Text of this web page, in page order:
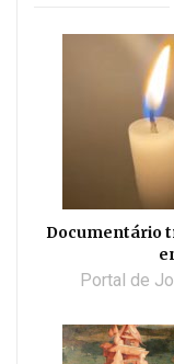
Documentário
Portal de